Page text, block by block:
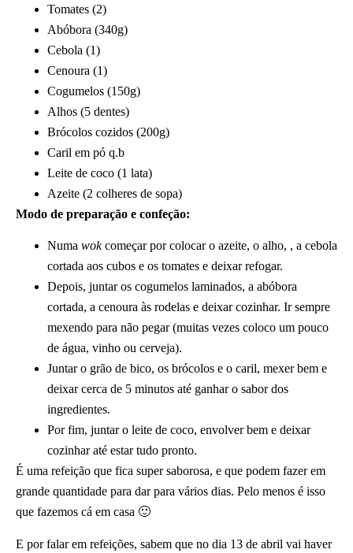
Tomates (2)
Abóbora (340g)
Cebola (1)
Cenoura (1)
Cogumelos (150g)
Alhos (5 dentes)
Brócolos cozidos (200g)
Caril em pó q.b
Leite de coco (1 lata)
Azeite (2 colheres de sopa)
Modo de preparação e confeção:
Numa wokcomeçar por colocar o azeite, o alho, , a cebola
cortada aos cubos e os tomates e deixar refogar.
Depois, juntar os cogumelos laminados, a abóbora
cortada, a cenoura às rodelas e deixar cozinhar. Ir sempre
mexendo para não pegar (muitas vezes coloco um pouco
de água, vinho ou cerveja).
Juntar o grão de bico, os brócolos e o caril, mexer bem e
deixar cerca de 5 minutos até ganhar o sabor dos
ingredientes.
Por fim, juntar o leite de coco, envolver bem e deixar
cozinhar até estar tudo pronto.
É uma refeição que fica super saborosa, e que podem fazer em
grande quantidade para dar para vários dias. Pelo menos é isso
que fazemos cá em casa 🙂
E por falar em refeições, sabem que no dia 13 de abril vai haver